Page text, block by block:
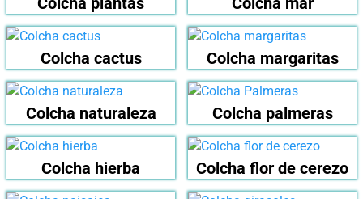
Colcha cactus Colcha margaritas
Colcha naturaleza Colcha palmeras
Colcha hierba Colcha flor de cerezo